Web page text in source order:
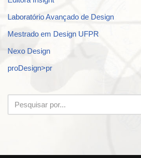
Laboratório Avançado de Design
Mestrado em Design UFPR
Nexo Design
proDesign>pr